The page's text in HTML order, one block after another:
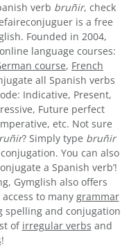
verb bruñir, check
is a free
Founded in 2004,
language courses:
course, French
all Spanish verbs
Indicative, Present,
Future perfect
etc. Not sure
? Simply type bruñir
You can also
a Spanish verb’!
Gymglish also offers
to many grammar
spelling and conjugation
of irregular verbs and
!